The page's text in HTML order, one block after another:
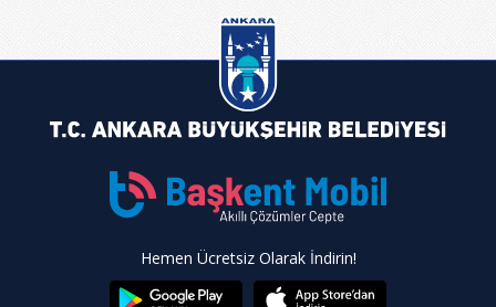
Hemen Ücretsiz Olarak İndirin!